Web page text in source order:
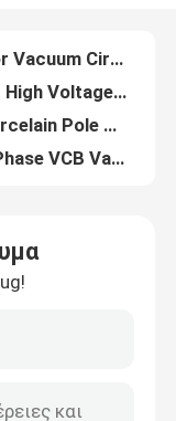
ZW7- 33kv 40.5kv 35kv Outdoor Vacuum Circuit Breaker VCB
ZW7 33kv 35kv 40.5kv Outdoor High Voltage Vacuum Circuit Breaker
ZW7-40.5 30KV 33 KV 35KV Porcelain Pole VCB Vacuum Circuit Breaker
ZW7-40.5 30KV 33 KV 35KV 3 Phase VCB Vacuum Circuit Breaker